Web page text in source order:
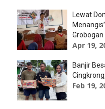
Lewat
Apr 19,
Banjir
Feb 19,